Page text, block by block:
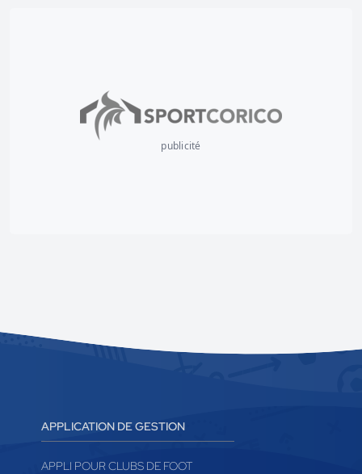
publicité
APPLICATION DE GESTION
APPLI POUR CLUBS DE FOOT